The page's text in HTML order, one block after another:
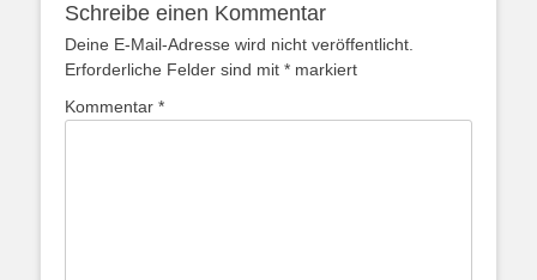
Schreibe einen Kommentar
Deine E-Mail-Adresse wird nicht veröffentlicht.
Erforderliche Felder sind mit * markiert
Kommentar *